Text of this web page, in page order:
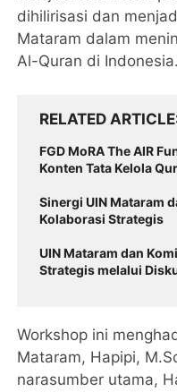
dihilirisasi dan
Mataram dalam
Al-Quran di Indonesia.
RELATED ARTICLE
FGD MoRA The AIR Funds UIN Mataram Desain
Konten Tata Kelola
Sinergi UIN Mataram
Kolaborasi Strategis
UIN Mataram dan
Strategis melalui
‎Workshop ini
Mataram, Hapipi,
narasumber utama,